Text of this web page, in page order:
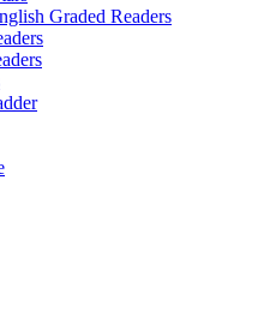
Graded Readers